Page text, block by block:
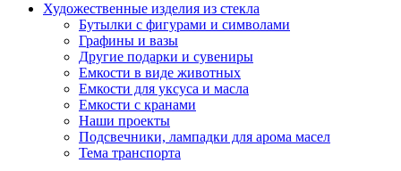
Художественные изделия из стекла
Бутылки с фигурами и символами
Графины и вазы
Другие подарки и сувениры
Емкости в виде животных
Емкости для уксуса и масла
Емкости с кранами
Наши проекты
Подсвечники, лампадки для арома масел
Тема транспорта